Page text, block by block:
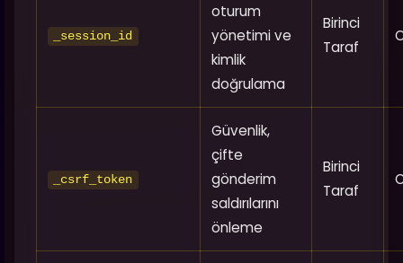
_session_id
oturum
yönetimi ve
kimlik
doğrulama
Birinci
Taraf
_csrf_token
Güvenlik,
çifte
gönderim
saldırılarını
önleme
Birinci
Taraf